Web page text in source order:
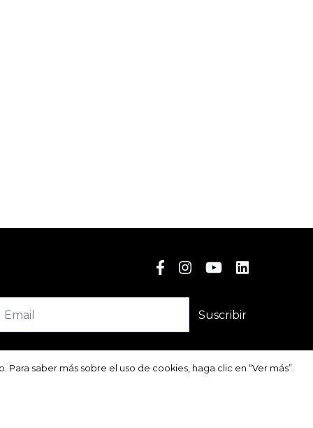
saber más sobre el uso de cookies, haga clic en “Ver más”.
Suscribir
saber más sobre el uso de cookies, haga clic en “Ver más”.